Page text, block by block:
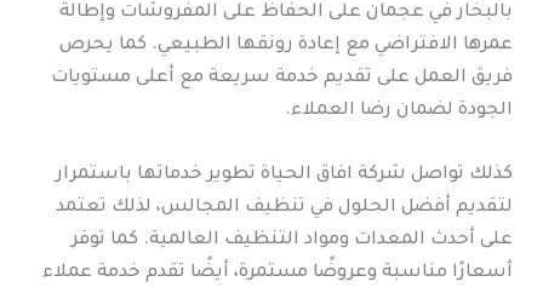
بالبخار في عجمان على الحفاظ على المفروشات وإطالة
عمرها الافتراضي مع إعادة رونقها الطبيعي. كما يحرص
فريق العمل على تقديم خدمة سريعة مع أعلى مستويات
الجودة لضمان رضا العملاء.
كذلك تواصل شركة افاق الحياة تطوير خدماتها باستمرار
لتقديم أفضل الحلول في تنظيف المجالس، لذلك تعتمد
على أحدث المعدات ومواد التنظيف العالمية. كما توفر
أسعارًا مناسبة وعروضًا مستمرة، أيضًا تقدم خدمة عملاء